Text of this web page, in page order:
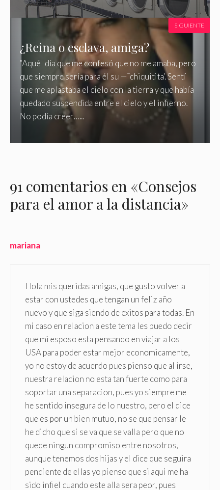
¿Reina o esclava, amiga?
“Aquél día que me confesó que no me amaba, pero
que siempre sería para él su —˜chiquitita’. Sentí
que me aplastaba el cielo con la tierra y que había
quedado suspendida entre el cielo y el infierno.
No podía creer…...
SIGUIENTE
91 comentarios en «Consejos
para el amor a la distancia»
mariana
Hola mis queridas amigas, que gusto volver a
estar con ustedes que tengan un feliz año
nuevo y que siga siendo de exitos para todas. En
mi caso en relacion a este tema les puedo decir
que mi esposo esta pensando en viajar a los
USA para poder estar mejor economicamente,
yo no estoy de acuerdo pues pienso que al irse,
nuestra relacion no esta tan fuerte como para
soportar una separacion, pues yo siempre me
he sentido insegura de lo nuestro, pero el dice
que es por un bien mutuo, no se que pensar le
he dicho que si se va que se valla pero que no
quede ningun compromiso entre nosotros,
aunque tenemos dos hijas y el dice que seguira
pendiente de ellas yo pienso que si aqui me ha
sido infiel cuando este alla sera peor, pues